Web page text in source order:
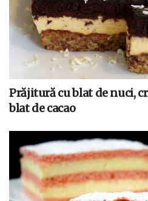
Prăjitură cu blat de nuci,
blat de cacao